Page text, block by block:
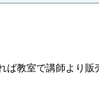
教室で講師より販